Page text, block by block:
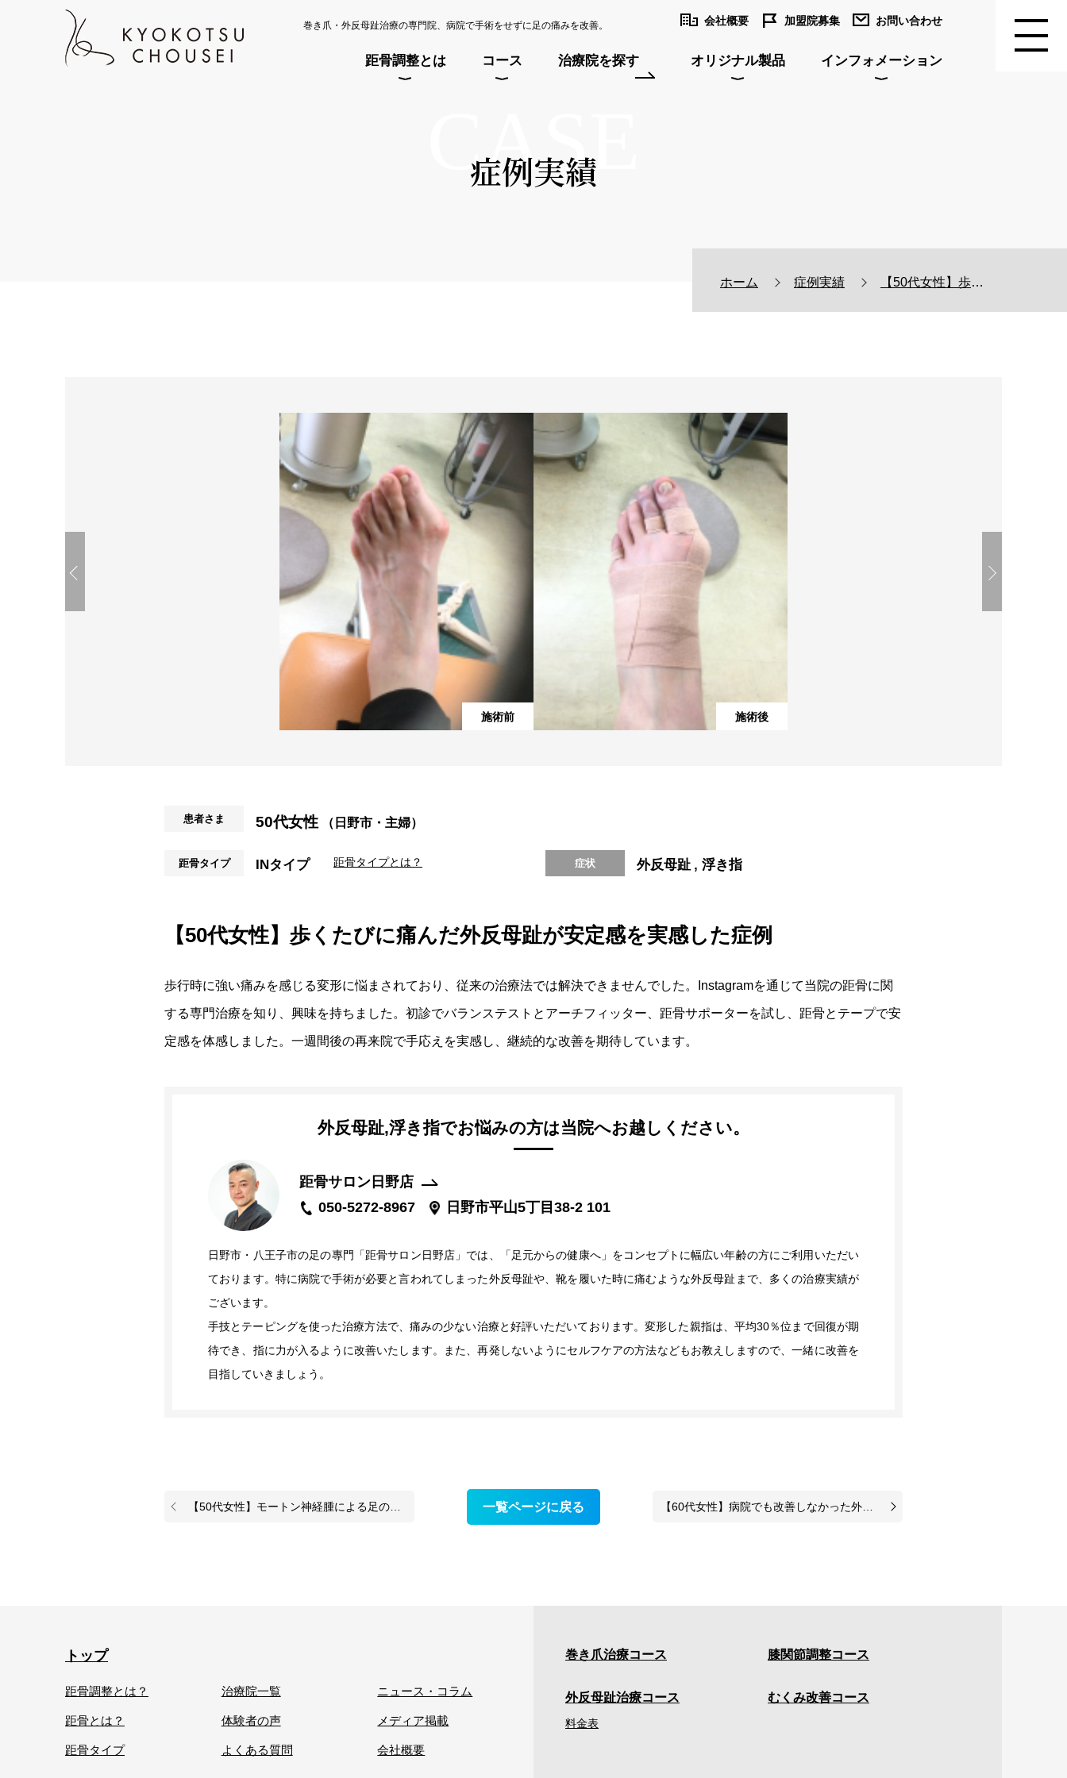
巻き爪・外反母趾治療の専門院、病院で手術をせずに足の痛みを改善。 会社概要 加盟院募集 お問い合わせ
距骨調整とは コース 治療院を探す オリジナル製品 インフォメーション
症例実績
CASE
ホーム 症例実績 【50代女性】歩くたびに痛んだ外反母趾が安定感を実感した症例
施術前 施術後
患者さま 50代女性 （日野市・主婦）
距骨タイプ INタイプ 距骨タイプとは？ 症状 外反母趾 浮き指
【50代女性】歩くたびに痛んだ外反母趾が安定感を実感した症例
歩行時に強い痛みを感じる変形に悩まされており、従来の治療法では解決できませんでした。Instagramを通じて当院の距骨に関
する専門治療を知り、興味を持ちました。初診でバランステストとアーチフィッター、距骨サポーターを試し、距骨とテープで安
定感を体感しました。一週間後の再来院で手応えを実感し、継続的な改善を期待しています。
外反母趾,浮き指でお悩みの方は当院へお越しください。
距骨サロン日野店
050-5272-8967
日野市平山5丁目38-2 101
日野市・八王子市の足の專門「距骨サロン日野店」では、「足元からの健康へ」をコンセプトに幅広い年齢の方にご利用いただい
ております。特に病院で手術が必要と言われてしまった外反母趾や、靴を履いた時に痛むような外反母趾まで、多くの治療実績が
ございます。
手技とテーピングを使った治療方法で、痛みの少ない治療と好評いただいております。変形した親指は、平均30％位まで回復が期
待でき、指に力が入るように改善いたします。また、再発しないようにセルフケアの方法などもお教えしますので、一緒に改善を
目指していきましょう。
【50代女性】モートン神経腫による足の不快感が軽減した症例 一覧ページに戻る 【60代女性】病院でも改善しなかった外反母趾が変化を実感した症例
トップ
距骨調整とは？
距骨とは？
距骨タイプ
治療院一覧
体験者の声
よくある質問
ニュース・コラム
メディア掲載
会社概要
巻き爪治療コース
外反母趾治療コース
料金表
膝関節調整コース
むくみ改善コース